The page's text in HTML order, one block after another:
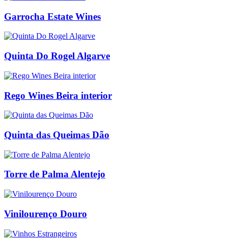
Garrocha Estate Wines
Quinta Do Rogel Algarve
Rego Wines Beira interior
Quinta das Queimas Dão
Torre de Palma Alentejo
Vinilourenço Douro